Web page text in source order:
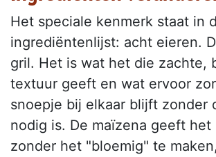
Het speciale kenmerk staat in
ingrediëntenlijst: acht eieren.
gril. Het is wat het die zachte,
textuur geeft en wat ervoor
snoepje bij elkaar blijft zonder
nodig is. De maïzena geeft
zonder het "bloemig" te